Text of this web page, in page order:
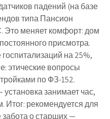
падений (на базе
типа Пансион
меняет комфорт: дом
присмотра.
на 25%,
этические вопросы
по ФЗ-152.
занимает час,
Итог: рекомендуется для
о старших —